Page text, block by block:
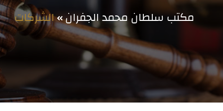
مكتب سلطان محمد الجفران الشركات